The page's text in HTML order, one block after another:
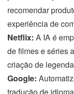
recomendar
experiência de
Netflix: A IA é
de filmes e séries
criação de
Google: